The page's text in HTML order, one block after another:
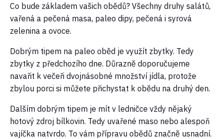
Co bude základem vašich obědů? Všechny druhy salátů,
vařená a pečená masa, paleo dipy, pečená i syrová
zelenina a ovoce.
Dobrým tipem na paleo oběd je využít zbytky. Tedy
zbytky z předchozího dne. Důrazně doporučujeme
navařit k večeři dvojnásobné množství jídla, protože
zbylou porci si můžete přichystat k obědu na druhý den.
Dalším dobrým tipem je mít v ledničce vždy nějaký
hotový zdroj bílkovin. Tedy uvařené maso nebo alespoň
vajíčka natvrdo. To vám přípravu obědů značně usnadní.